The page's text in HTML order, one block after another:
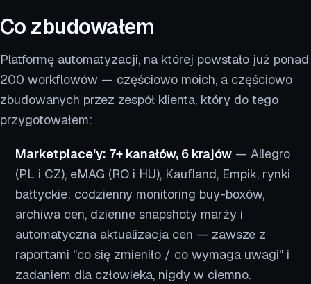
Co zbudowałem
Platformę automatyzacji, na której powstało już ponad
200 workflowów — częściowo moich, a częściowo
zbudowanych przez zespół klienta, który do tego
przygotowałem:
Marketplace'y: 7+ kanałów, 6 krajów — Allegro
(PL i CZ), eMAG (RO i HU), Kaufland, Empik, rynki
bałtyckie: codzienny monitoring buy-boxów,
archiwa cen, dzienne snapshoty marży i
automatyczna aktualizacja cen — zawsze z
raportami "co się zmieniło / co wymaga uwagi" i
zadaniem dla człowieka, nigdy w ciemno.